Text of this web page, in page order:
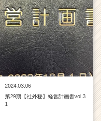
2024.03.06
第29期【社外秘】経営計画書vol.3
1